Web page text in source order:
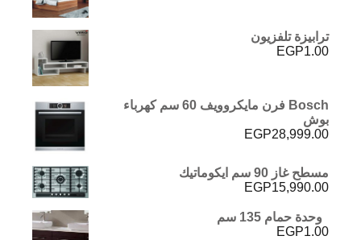
ترابيزة تلفزيون
EGP1.00
Bosch فرن مايكروويف 60 سم كهرباء
بوش
EGP28,999.00
مسطح غاز 90 سم ايكوماتيك
EGP15,990.00
وحدة حمام 135 سم
EGP1.00